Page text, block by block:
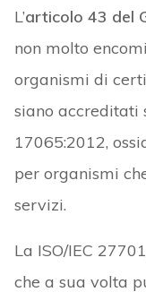
L’articolo 43 del
non molto
organismi di
siano accreditati
17065:2012,
per organismi
servizi.
La ISO/IEC
che a sua volta